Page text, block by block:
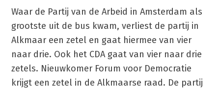
Waar de Partij van de Arbeid in Amsterdam als
grootste uit de bus kwam, verliest de partij in
Alkmaar een zetel en gaat hiermee van vier
naar drie. Ook het CDA gaat van vier naar drie
zetels. Nieuwkomer Forum voor Democratie
krijgt een zetel in de Alkmaarse raad. De partij